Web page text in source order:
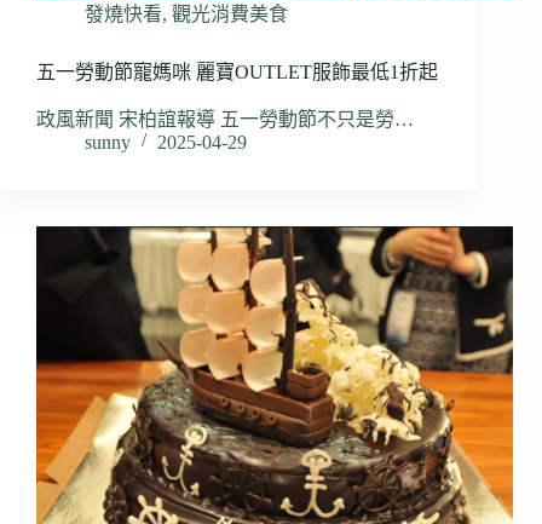
發燒快看, 觀光消費美食
五一勞動節寵媽咪 麗寶OUTLET服飾最低1折起
政風新聞 宋柏誼報導 五一勞動節不只是勞…
sunny
2025-04-29